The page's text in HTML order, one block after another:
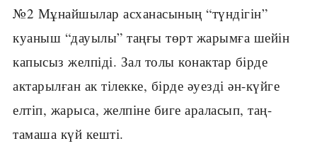
№2 Мұнайшылар асханасының “түндігін”
куаныш “дауылы” таңғы төрт жарымға шейін
капысыз желпіді. Зал толы конактар бірде
актарылған ак тілекке, бірде әуезді ән-күйге
елтіп, жарыса, желпіне биге араласып, таң-
тамаша күй кешті.